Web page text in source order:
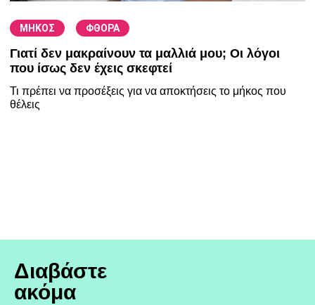
ΜΗΚΟΣ ΦΘΟΡΑ
Γιατί δεν μακραίνουν τα μαλλιά μου; Οι λόγοι
που ίσως δεν έχεις σκεφτεί
Τι πρέπει να προσέξεις για να αποκτήσεις το μήκος που
θέλεις
Διαβάστε
ακόμα